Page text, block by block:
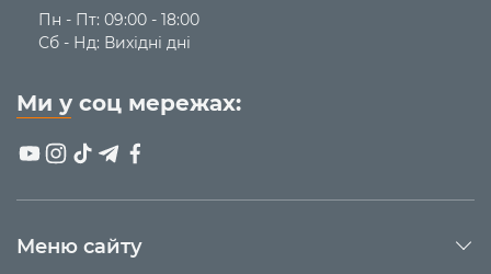
Меню сайту
Пн - Пт: 09:00 - 18:00
Сб - Нд: Вихідні дні
Ми у соц мережах: